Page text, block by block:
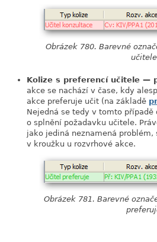
Obrázek 780. Barevné
Kolize s preferencí učitele —
akce se nachází v čase, kdy
akce preferuje učit (na základě
Nejedná se tedy v tomto případě
o splnění požadavku učitele.
jako jediná neznamená problém,
v kroužku u rozvrhové akce.
Obrázek 781. Barevné